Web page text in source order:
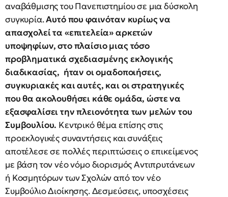
αναβάθμισης του Πανεπιστημίου σε μια δύσκολη
συγκυρία.Αυτό που φαινόταν κυρίως να
απασχολεί τα «επιτελεία» αρκετών
υποψηφίων, στο πλαίσιο μιας τόσο
προβληματικά σχεδιασμένης εκλογικής
διαδικασίας, ήταν οι ομαδοποιήσεις,
συγκυριακές και αυτές, και οι στρατηγικές
που θα ακολουθήσει κάθε ομάδα, ώστε να
εξασφαλίσει την πλειονότητα των μελών του
Συμβουλίου. Κεντρικό θέμα επίσης στις
προεκλογικές συναντήσεις και συνάξεις
αποτέλεσε σε πολλές περιπτώσεις ο επικείμενος
με βάση τον νέο νόμο διορισμός Αντιπρυτάνεων
ή Κοσμητόρων των Σχολών από τον νέο
Συμβούλιο Διοίκησης. Δεσμεύσεις, υποσχέσεις